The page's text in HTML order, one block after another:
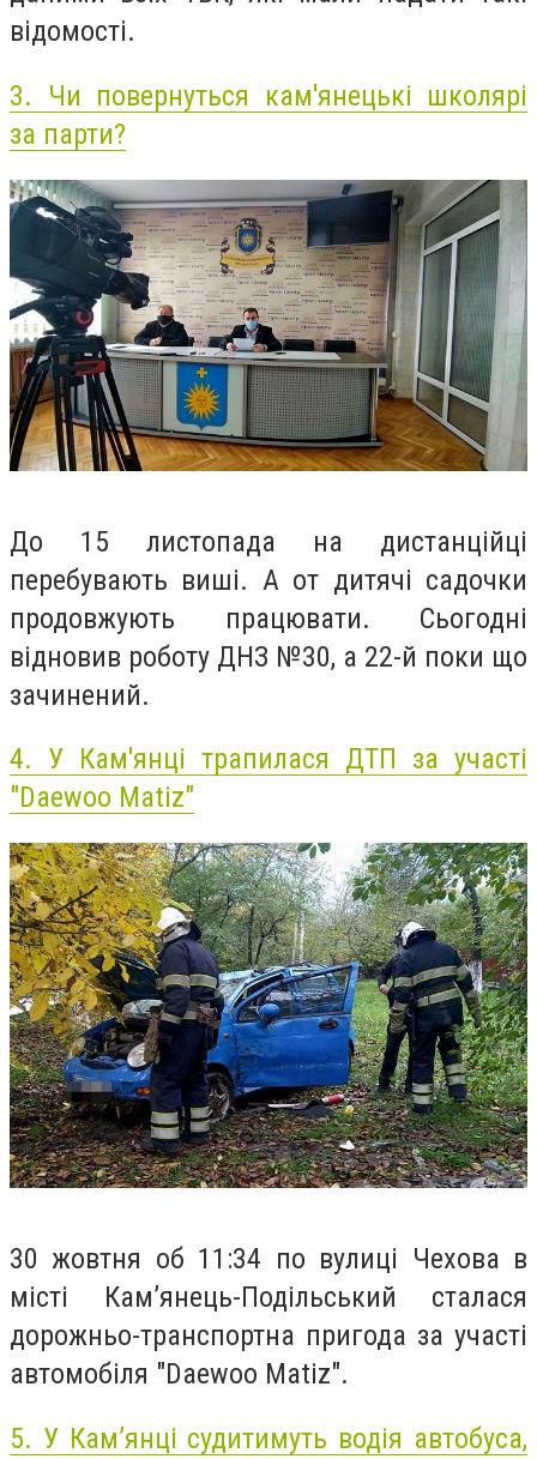
відомості.
3. Чи повернуться кам'янецькі школярі
за парти?
До 15 листопада на дистанційці
перебувають виші. А от дитячі садочки
продовжують працювати. Сьогодні
відновив роботу ДНЗ №30, а 22-й поки що
зачинений.
4. У Кам'янці трапилася ДТП за участі
"Daewoo Matiz"
30 жовтня об 11:34 по вулиці Чехова в
місті Кам’янець-Подільський сталася
дорожньо-транспортна пригода за участі
автомобіля "Daewoo Matiz".
5. У Кам’янці судитимуть водія автобуса,